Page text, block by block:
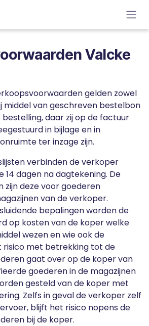
Valcke
gelden zowel
middel van geschreven bestelbon
daar zij op de factuur
in bijlage en in
ter inzage zijn.
verbinden de verkoper
14 dagen na dagtekening. De
zijn deze voor goederen
van de verkoper.
bepalingen worden de
op kosten van de koper welke
wezen en wie ook de
risico met betrekking tot de
gaat over op de koper van
goederen in de magazijnen
gesteld van de koper met
Zelfs in geval de verkoper zelf
blijft het risico nopens de
bij de koper.